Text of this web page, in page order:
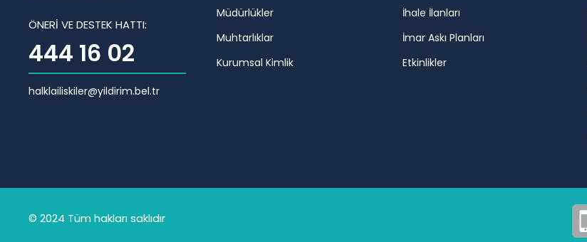
ÖNERİ VE DESTEK HATTI:
444 16 02
halklailiskiler@yildirim.bel.tr
Müdürlükler
Muhtarlıklar
Kurumsal Kimlik
İhale İlanları
İmar Askı Planları
Etkinlikler
© 2024 Tüm hakları saklıdır